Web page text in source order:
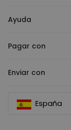
Ayuda
Pagar con
Enviar con
España